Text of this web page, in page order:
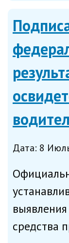
Дата: 8
средства